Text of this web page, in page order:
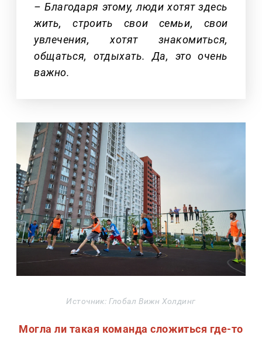
– Благодаря этому, люди хотят здесь
жить, строить свои семьи, свои
увлечения, хотят знакомиться,
общаться, отдыхать. Да, это очень
важно.
Источник: Глобал Вижн Холдинг
Могла ли такая команда сложиться где-то